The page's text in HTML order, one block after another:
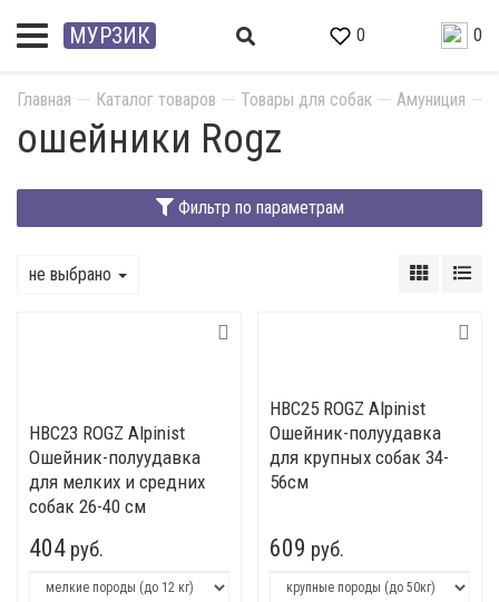
МУРЗИК 0 0
Главная Каталог товаров Товары для собак Амуниция
ошейники Rogz
Фильтр по параметрам
не выбрано
HBC23 ROGZ Alpinist
Ошейник-полуудавка
для мелких и средних
собак 26-40 см
404 руб.
HBC25 ROGZ Alpinist
Ошейник-полуудавка
для крупных собак 34-
56см
609 руб.